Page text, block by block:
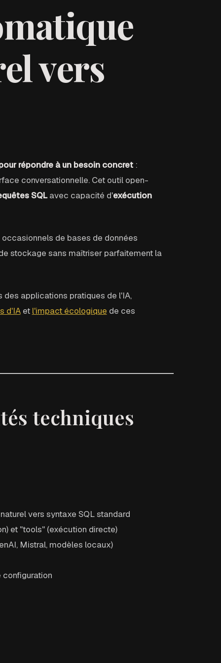
vers
répondre à un besoin concret:
conversationnelle. Cet outil open-
SQLavec capacité d'exécution
de bases de données
stockage sans maîtriser parfaitement la
applications pratiques de l'IA,
d'IAet l'impact écologique de ces
techniques
vers syntaxe SQL standard
et "tools" (exécution directe)
Mistral, modèles locaux)